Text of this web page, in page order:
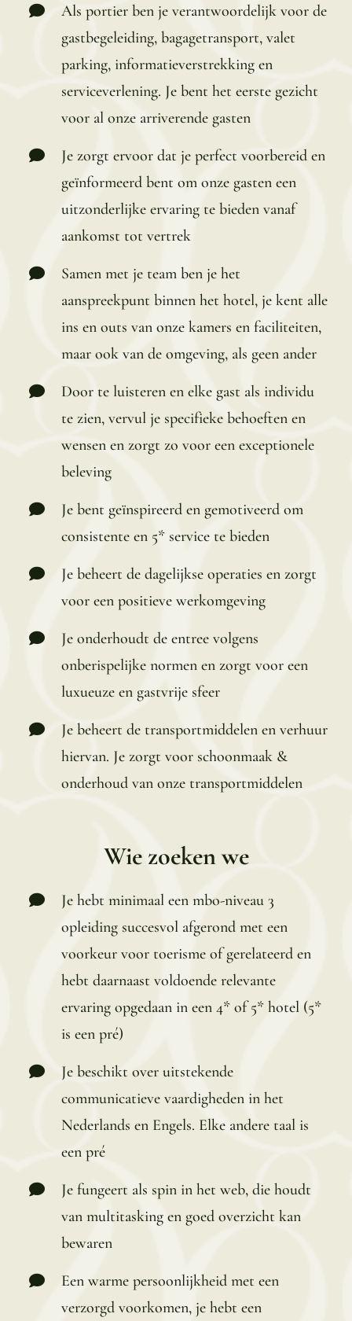
Als portier ben je verantwoordelijk voor de
gastbegeleiding, bagagetransport, valet
parking, informatieverstrekking en
serviceverlening. Je bent het eerste gezicht
voor al onze arriverende gasten
Je zorgt ervoor dat je perfect voorbereid en
geïnformeerd bent om onze gasten een
uitzonderlijke ervaring te bieden vanaf
aankomst tot vertrek
Samen met je team ben je het
aanspreekpunt binnen het hotel, je kent alle
ins en outs van onze kamers en faciliteiten,
maar ook van de omgeving, als geen ander
Door te luisteren en elke gast als individu
te zien, vervul je specifieke behoeften en
wensen en zorgt zo voor een exceptionele
beleving
Je bent geïnspireerd en gemotiveerd om
consistente en 5* service te bieden
Je beheert de dagelijkse operaties en zorgt
voor een positieve werkomgeving
Je onderhoudt de entree volgens
onberispelijke normen en zorgt voor een
luxueuze en gastvrije sfeer
Je beheert de transportmiddelen en verhuur
hiervan. Je zorgt voor schoonmaak &
onderhoud van onze transportmiddelen
Wie zoeken we
Je hebt minimaal een mbo-niveau 3
opleiding succesvol afgerond met een
voorkeur voor toerisme of gerelateerd en
hebt daarnaast voldoende relevante
ervaring opgedaan in een 4* of 5* hotel (5*
is een pré)
Je beschikt over uitstekende
communicatieve vaardigheden in het
Nederlands en Engels. Elke andere taal is
een pré
Je fungeert als spin in het web, die houdt
van multitasking en goed overzicht kan
bewaren
Een warme persoonlijkheid met een
verzorgd voorkomen, je hebt een